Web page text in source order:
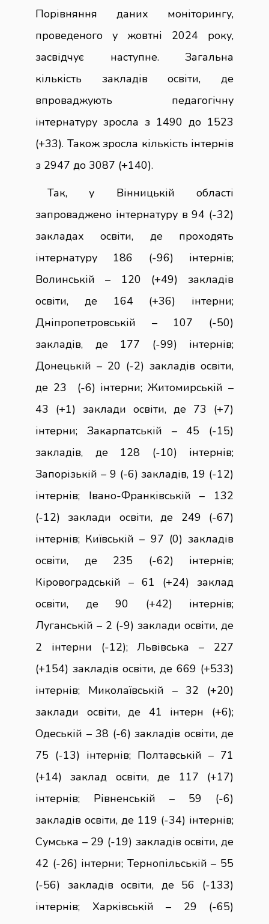
Порівняння даних моніторингу,
проведеного у жовтні 2024 року,
засвідчує наступне. Загальна
кількість закладів освіти, де
впроваджують педагогічну
інтернатуру зросла з 1490 до 1523
(+33). Також зросла кількість інтернів
з 2947 до 3087 (+140).
Так, у Вінницькій області
запроваджено інтернатуру в 94 (-32)
закладах освіти, де проходять
інтернатуру 186 (-96) інтернів;
Волинській – 120 (+49) закладів
освіти, де 164 (+36) інтерни;
Дніпропетровській – 107 (-50)
закладів, де 177 (-99) інтернів;
Донецькій – 20 (-2) закладів освіти,
де 23 (-6) інтерни; Житомирській –
43 (+1) заклади освіти, де 73 (+7)
інтерни; Закарпатській – 45 (-15)
закладів, де 128 (-10) інтернів;
Запорізькій – 9 (-6) закладів, 19 (-12)
інтернів; Івано-Франківській – 132
(-12) заклади освіти, де 249 (-67)
інтернів; Київській – 97 (0) закладів
освіти, де 235 (-62) інтернів;
Кіровоградській – 61 (+24) заклад
освіти, де 90 (+42) інтернів;
Луганській – 2 (-9) заклади освіти, де
2 інтерни (-12); Львівська – 227
(+154) закладів освіти, де 669 (+533)
інтернів; Миколаївській – 32 (+20)
заклади освіти, де 41 інтерн (+6);
Одеській – 38 (-6) закладів освіти, де
75 (-13) інтернів; Полтавській – 71
(+14) заклад освіти, де 117 (+17)
інтернів; Рівненській – 59 (-6)
закладів освіти, де 119 (-34) інтернів;
Сумська – 29 (-19) закладів освіти, де
42 (-26) інтерни; Тернопільській – 55
(-56) закладів освіти, де 56 (-133)
інтернів; Харківській – 29 (-65)